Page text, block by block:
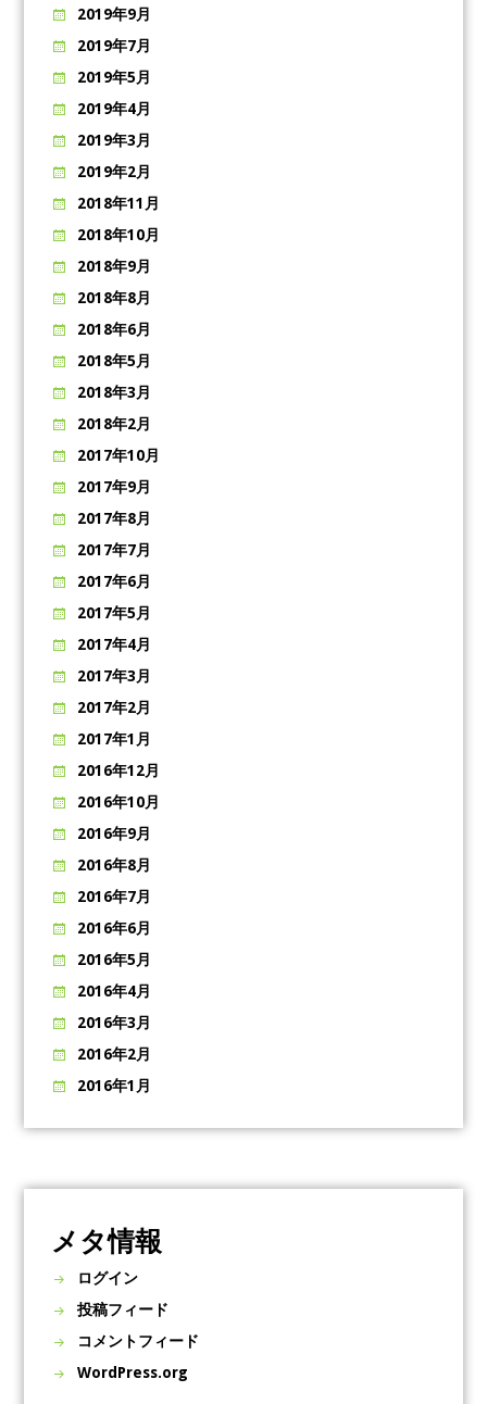
2019年9月
2019年7月
2019年5月
2019年4月
2019年3月
2019年2月
2018年11月
2018年10月
2018年9月
2018年8月
2018年6月
2018年5月
2018年3月
2018年2月
2017年10月
2017年9月
2017年8月
2017年7月
2017年6月
2017年5月
2017年4月
2017年3月
2017年2月
2017年1月
2016年12月
2016年10月
2016年9月
2016年8月
2016年7月
2016年6月
2016年5月
2016年4月
2016年3月
2016年2月
2016年1月
メタ情報
ログイン
投稿フィード
コメントフィード
WordPress.org